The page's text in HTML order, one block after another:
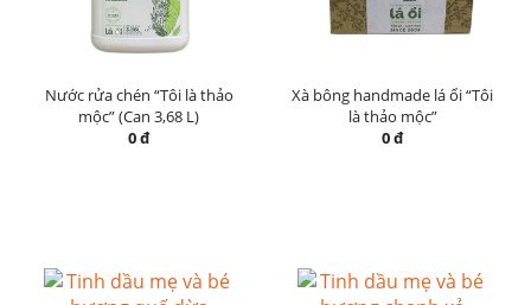
Nước rửa chén “Tôi là thảo
mộc” (Can 3,68 L)
0 đ
Xà bông handmade lá ổi “Tôi
là thảo mộc”
0 đ